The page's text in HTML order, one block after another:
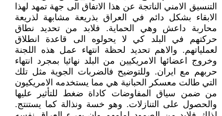
التنسيق الامني الناتجة عن هذا الاتفاق الى جهة تمهد لهذا
الابقاء بشكل دائم في العراق بذريعة مشابهة لذريعة
محاربة داعش وهي الحماية. فلابد من تحديد نطاق
حركتهم في البلد كي لا يحولوه الى قاعدة انطلاق
لعملياتهم. والاهم تحديد لحظة انتهاء عمل هذه اللجنة
وخروج اعضائها الامريكيين من البلد نهائيا بمجرد انتهاء
حربهم مع ايران. وللتوضيح فالضربات الجوية مثل تلك
التي طالت معسكر الحبانية هي مما يستخدمه الامريكيون
من ضمن سياق المفاوضات كاداة ضغط للتأثير عليها
والحصول على التنازلات. وهو خسة ونذالة كما يستنتج.